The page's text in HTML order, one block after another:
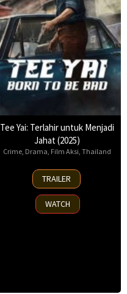
Tee Yai: Terlahir untuk Menjadi
Jahat (2025)
Crime, Drama, Film Aksi, Thailand
13
Nov
2025
TRAILER
WATCH